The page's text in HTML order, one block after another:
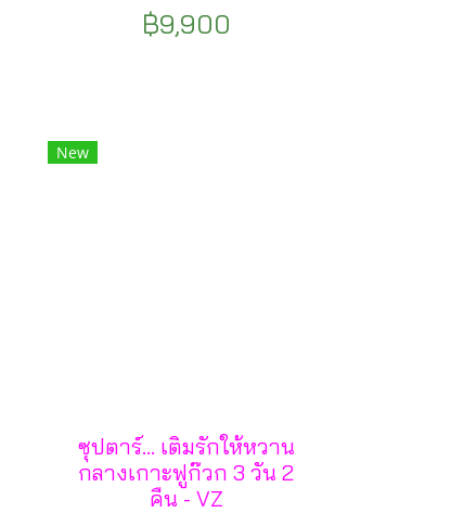
฿9,900
New
ซุปตาร์... เติมรักให้หวาน
กลางเกาะฟูก๊วก 3 วัน 2
คืน - VZ